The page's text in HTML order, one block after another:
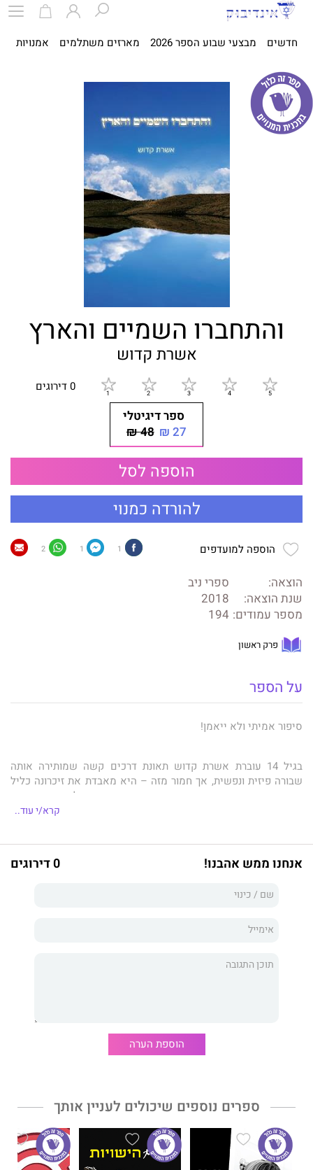
חדשים מבצעי שבוע הספר 2026 מארזים משתלמים אמנויות
והתחברו השמיים והארץ
אשרת קדוש
0 דירוגים
ספר דיגיטלי
27 ₪
48 ₪
הוספה לסל
להורדה כמנוי
הוספה למועדפים 1
1
2
הוצאה:
ספרי ניב
שנת הוצאה:
2018
מספר עמודים: 194
פרק ראשון
על הספר
סיפור אמיתי ולא ייאמן!
בגיל 14 עוברת אשרת קדוש תאונת דרכים קשה שמותירה אותה
שבורה פיזית ונפשית, אך חמור מזה – היא מאבדת את זיכרונה כליל
עד שאינה יודעת אם היא בן או בת, עד שאינה יודעת לדבר.
מרגש, מזעזע לעיתים, מטלטל ומופלא עד לבנייתה מחדש כאדם
ואין ספק שיישאר איתכם עוד זמן רב לאחר הקריאה.
אשרת קדוש
ליחסים בתא המשפחתי, יועצת פוריות וטהרה מוסמכת לבית פוע"ה.
אשרת מרצה ומנחה קבוצות נשים בארץ כדי לתמוך במסרים של
קרא/י עוד..
אנחנו ממש אהבנו! 0 דירוגים
הוספת הערה
ספרים נוספים שיכולים לעניין אותך